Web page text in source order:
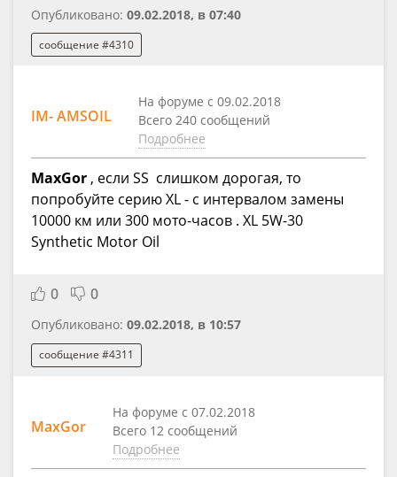
Опубликовано: 09.02.2018, в 07:40
сообщение #4310
IM- AMSOIL
На форуме с 09.02.2018
Всего 240 сообщений
Подробнее
MaxGor, если SS слишком дорогая, то
попробуйте серию XL - с интервалом замены
10000 км или 300 мото-часов . XL 5W-30
Synthetic Motor Oil
0 0
Опубликовано: 09.02.2018, в 10:57
сообщение #4311
MaxGor
На форуме с 07.02.2018
Всего 12 сообщений
Подробнее